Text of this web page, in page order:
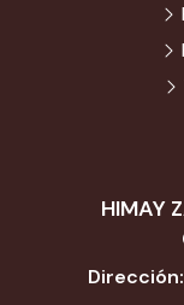
HIMAY
Dirección: